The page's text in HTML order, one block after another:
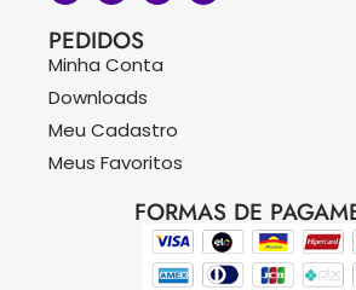
PEDIDOS
Minha Conta
Downloads
Meu Cadastro
Meus Favoritos
FORMAS DE